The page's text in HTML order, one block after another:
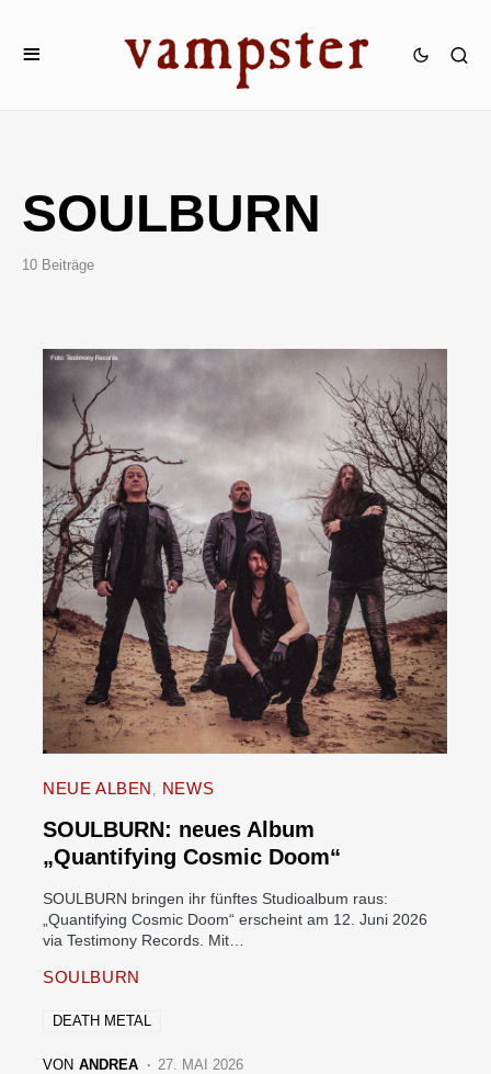
SOULBURN
10 Beiträge
NEUE ALBEN NEWS
SOULBURN: neues Album
„Quantifying Cosmic Doom“
SOULBURN bringen ihr fünftes Studioalbum raus:
„Quantifying Cosmic Doom“ erscheint am 12. Juni 2026
via Testimony Records. Mit…
SOULBURN
DEATH METAL
VON ANDREA 27. MAI 2026